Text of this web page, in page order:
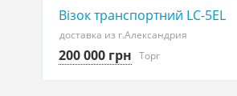
Візок транспортний LC-5ЕL
доставка из г.Александрия
200 000 грн Торг